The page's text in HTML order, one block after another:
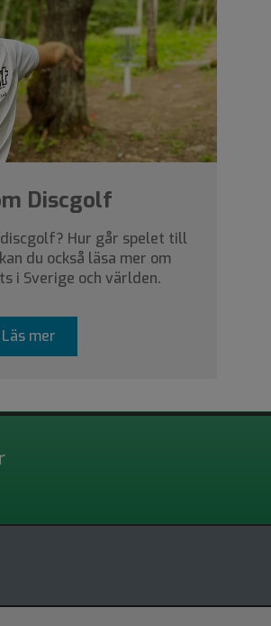
Discgolf
Hur går spelet till
du också läsa mer om
i Sverige och världen.
Läs mer